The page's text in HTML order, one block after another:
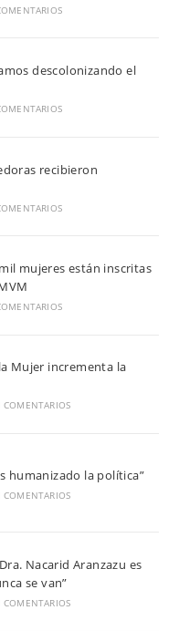
descolonizando el
recibieron
mujeres están inscritas
Mujer incrementa la
COMENTARIOS
humanizado la política”
COMENTARIOS
Nacarid Aranzazu es
se van”
COMENTARIOS